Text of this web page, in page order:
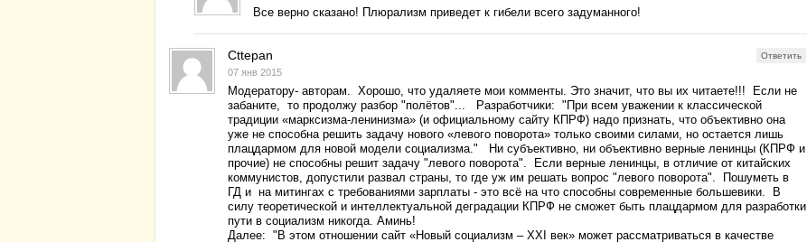
Все верно сказано! Плюрализм приведет к гибели всего задуманного!
Cttepan
07 янв 2015
Ответить
Модератору- авторам. Хорошо, что удаляете мои комменты. Это значит, что вы их читаете!!! Если не
забаните, то продолжу разбор "полётов"... Разработчики: "При всем уважении к классической
традиции «марксизма-ленинизма» (и официальному сайту КПРФ) надо признать, что объективно она
уже не способна решить задачу нового «левого поворота» только своими силами, но остается лишь
плацдармом для новой модели социализма." Ни субъективно, ни объективно верные ленинцы (КПРФ и
прочие) не способны решит задачу "левого поворота". Если верные ленинцы, в отличие от китайских
коммунистов, допустили развал страны, то где уж им решать вопрос "левого поворота". Пошуметь в
ГД и на митингах с требованиями зарплаты - это всё на что способны современные большевики. В
силу теоретической и интеллектуальной деградации КПРФ не сможет быть плацдармом для разработки
пути в социализм никогда. Аминь!
Далее: "В этом отношении сайт «Новый социализм – XXI век» может рассматриваться в качестве